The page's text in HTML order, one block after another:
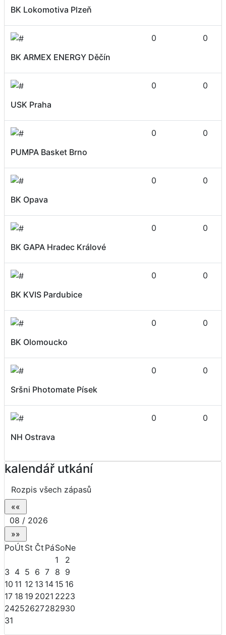
BK Lokomotiva Plzeň
BK ARMEX ENERGY Děčín
0 0
USK Praha
0 0
PUMPA Basket Brno
0 0
BK Opava
0 0
BK GAPA Hradec Králové
0 0
BK KVIS Pardubice
0 0
BK Olomoucko
0 0
Sršni Photomate Písek
0 0
NH Ostrava
0 0
kalendář utkání
Rozpis všech zápasů
08 / 2026
PoÚt St Čt PáSoNe
1
2
3 4 5 6 7 8 9
10 11 12 13 14 15 16
17 18 19 2021 2223
24252627282930
31